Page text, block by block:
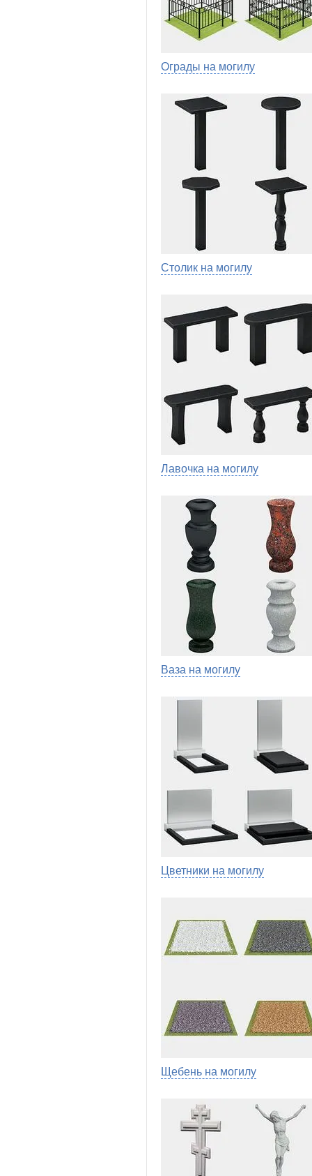
Ограды на могилу
Столик на могилу
Лавочка на могилу
Ваза на могилу
Цветники на могилу
Щебень на могилу